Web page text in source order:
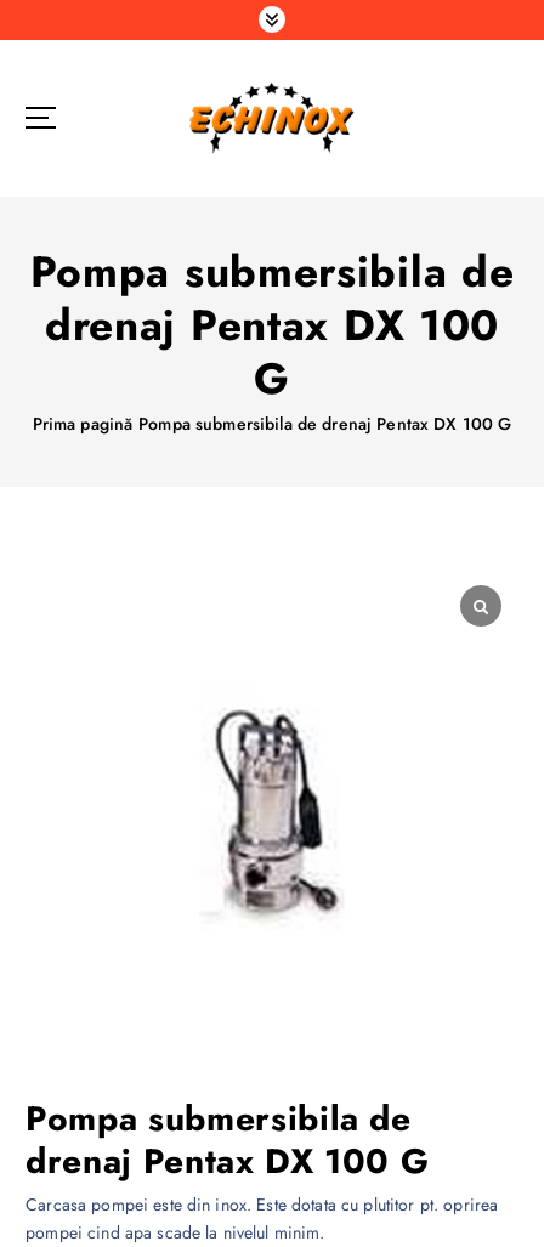
a
Pompa submersibila de
drenaj Pentax DX 100
G
Prima pagină Pompa submersibila de drenaj Pentax DX 100 G
Pompa submersibila de
drenaj Pentax DX 100 G
Carcasa pompei este din inox. Este dotata cu plutitor pt. oprirea
pompei cind apa scade la nivelul minim.